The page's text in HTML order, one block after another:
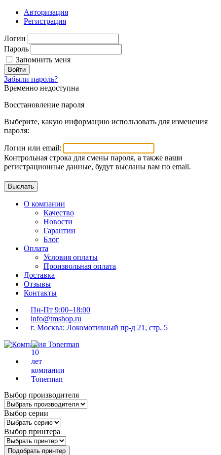
Авторизация
Регистрация
Логин
Пароль
Запомнить меня
Войти
Забыли пароль?
Временно недоступна
Восстановление пароля
Выберите, какую информацию использовать для изменения
пароля:
Логин или email:
Контрольная строка для смены пароля, а также ваши
регистрационные данные, будут высланы вам по email.
О компании
Качество
Новости
Гарантии
Блог
Оплата
Условия оплаты
Произвольная оплата
Доставка
Отзывы
Контакты
Пн-Пт 9:00–18:00
info@tmshop.ru
г. Москва: Локомотивный пр-д 21, стр. 5
Выбор производителя
Выбор серии
Выбор принтера
Подобрать принтер